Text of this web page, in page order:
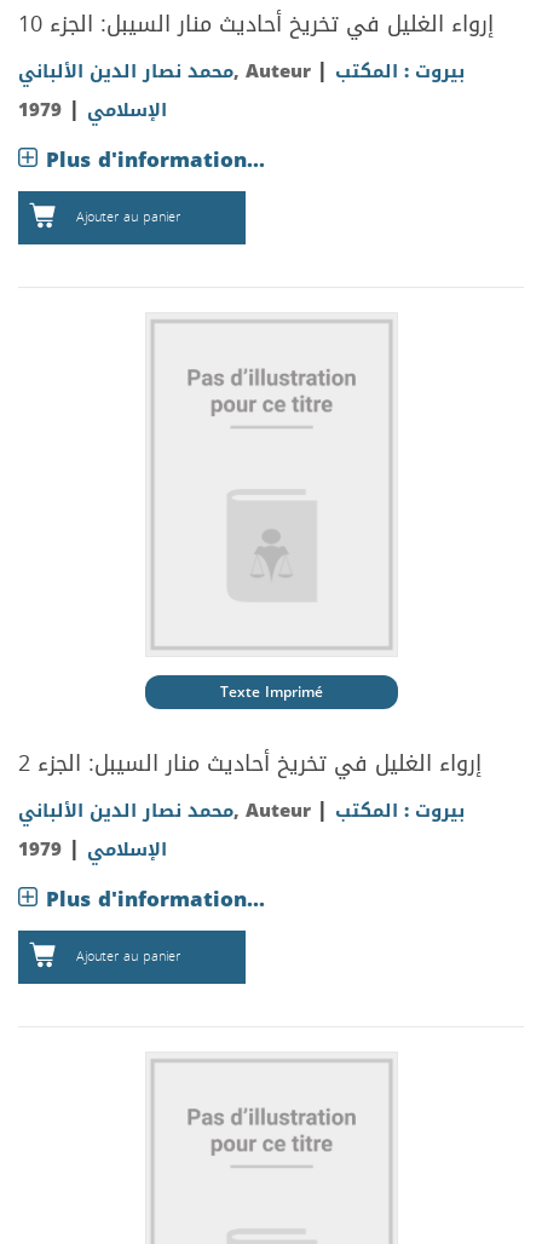
إرواء الغليل في تخريخ أحاديث منار السيبل: الجزء 10
محمد نصار الدين الألباني, Auteur | بيروت : المكتب
الإسلامي |
1979
Plus d'information...
Ajouter au panier
Texte Imprimé
إرواء الغليل في تخريخ أحاديث منار السيبل: الجزء 2
محمد نصار الدين الألباني, Auteur | بيروت : المكتب
الإسلامي |
1979
Plus d'information...
Ajouter au panier